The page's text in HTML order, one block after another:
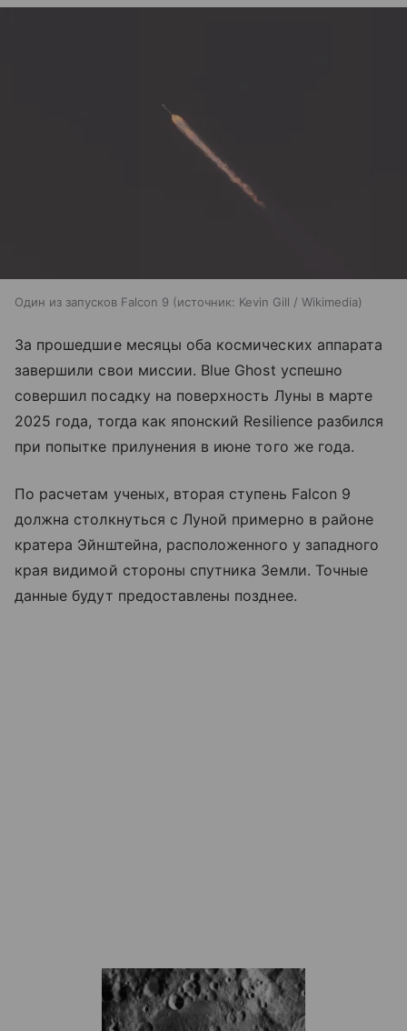
Один из запусков Falcon 9 источник: Kevin Gill / Wikimedia
За прошедшие месяцы оба космических аппарата
завершили свои миссии. Blue Ghost успешно
совершил посадку на поверхность Луны в марте
2025 года, тогда как японский Resilience разбился
при попытке прилунения в июне того же года.
По расчетам ученых, вторая ступень Falcon 9
должна столкнуться с Луной примерно в районе
кратера Эйнштейна, расположенного у западного
края видимой стороны спутника Земли. Точные
данные будут предоставлены позднее.